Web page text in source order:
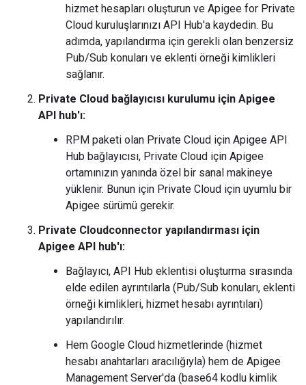
hizmet hesapları oluşturun ve Apigee for Private
Cloud kuruluşlarınızı API Hub'a kaydedin. Bu
adımda, yapılandırma için gerekli olan benzersiz
Pub/Sub konuları ve eklenti örneği kimlikleri
sağlanır.
Private Cloud bağlayıcısı kurulumu için Apigee
API hub'ı:
RPM paketi olan Private Cloud için Apigee API
Hub bağlayıcısı, Private Cloud için Apigee
ortamınızın yanında özel bir sanal makineye
yüklenir. Bunun için Private Cloud için uyumlu bir
Apigee sürümü gerekir.
Private Cloudconnector yapılandırması için
Apigee API hub'ı:
Bağlayıcı, API Hub eklentisi oluşturma sırasında
elde edilen ayrıntılarla (Pub/Sub konuları, eklenti
örneği kimlikleri, hizmet hesabı ayrıntıları)
yapılandırılır.
Hem Google Cloud hizmetlerinde (hizmet
hesabı anahtarları aracılığıyla) hem de Apigee
Management Server'da (base64 kodlu kimlik